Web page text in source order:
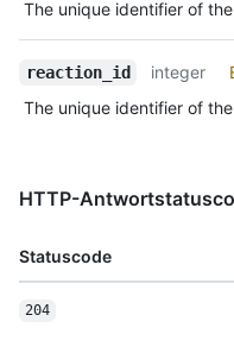
The unique identifier of
reaction_id integer
The unique identifier of
HTTP-
Statuscode
204